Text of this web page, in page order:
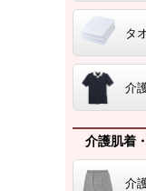
タ
介
介護肌着
介